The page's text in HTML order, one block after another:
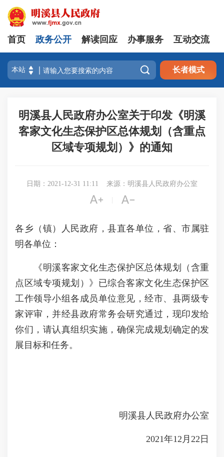
首页 政务公开 解读回应 办事服务 互动交流
 长者模式
明溪县人民政府办公室关于印发《明溪
客家文化生态保护区总体规划（含重点
区域专项规划）》的通知
日期：2021-12-31 11:11 来源：明溪县人民政府办公室
 
各乡（镇）人民政府，县直各单位，省、市属驻
明各单位：
《明溪客家文化生态保护区总体规划（含重
点区域专项规划）》已综合客家文化生态保护区
工作领导小组各成员单位意见，经市、县两级专
家评审，并经县政府常务会研究通过，现印发给
你们，请认真组织实施，确保完成规划确定的发
展目标和任务。
明溪县人民政府办公室
2021年12月22日